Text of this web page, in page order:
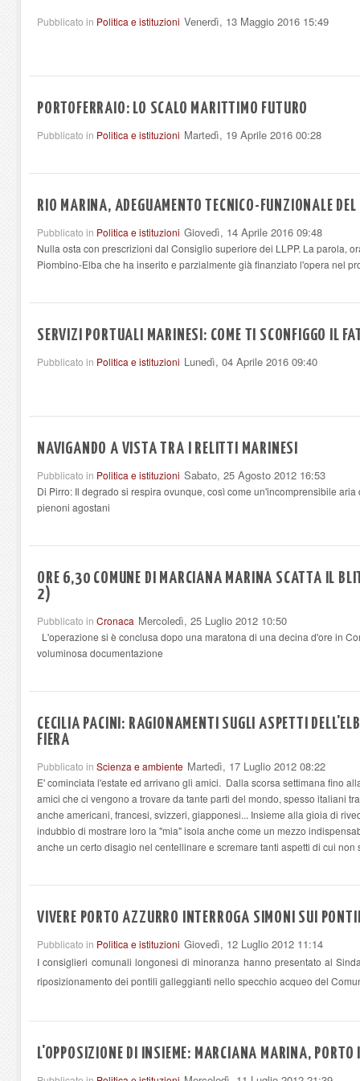
Pubblicato in Politica e istituzioni Venerdì, 13 Maggio 2016 15:49
PORTOFERRAIO: LO SCALO MARITTIMO FUTURO
Pubblicato in Politica e istituzioni Martedì, 19 Aprile 2016 00:28
RIO MARINA, ADEGUAMENTO TECNICO-FUNZIONALE DEL
Pubblicato in Politica e istituzioni Giovedì, 14 Aprile 2016 09:48
Nulla osta con prescrizioni dal Consiglio superiore dei LLPP. La parola,
Piombino-Elba che ha inserito e parzialmente già finanziato l'opera nel
SERVIZI PORTUALI MARINESI: COME TI SCONFIGGO IL
Pubblicato in Politica e istituzioni Lunedì, 04 Aprile 2016 09:40
NAVIGANDO A VISTA TRA I RELITTI MARINESI
Pubblicato in Politica e istituzioni Sabato, 25 Agosto 2012 16:53
Di Pirro: Il degrado si respira ovunque, così come un'incomprensibile
pienoni agostani
ORE 6,30 COMUNE DI MARCIANA MARINA SCATTA IL
2)
Pubblicato in Cronaca Mercoledì, 25 Luglio 2012 10:50
L'operazione si è conclusa dopo una maratona di una decina d'ore in
voluminosa documentazione
CECILIA PACINI: RAGIONAMENTI SUGLI ASPETTI
FIERA
Pubblicato in Scienza e ambiente Martedì, 17 Luglio 2012 08:22
E' cominciata l'estate ed arrivano gli amici. Dalla scorsa settimana fino
amici che ci vengono a trovare da tante parti del mondo, spesso italiani
anche americani, francesi, svizzeri, giapponesi... Insieme alla gioia di
indubbio di mostrare loro la "mia" isola anche come un mezzo
anche un certo disagio nel centellinare e scremare tanti aspetti di cui non
VIVERE PORTO AZZURRO INTERROGA SIMONI SUI
Pubblicato in Politica e istituzioni Giovedì, 12 Luglio 2012 11:14
I consiglieri comunali longonesi di minoranza hanno presentato al
riposizionamento dei pontili galleggianti nello specchio acqueo del
L'OPPOSIZIONE DI INSIEME: MARCIANA MARINA, PORTO